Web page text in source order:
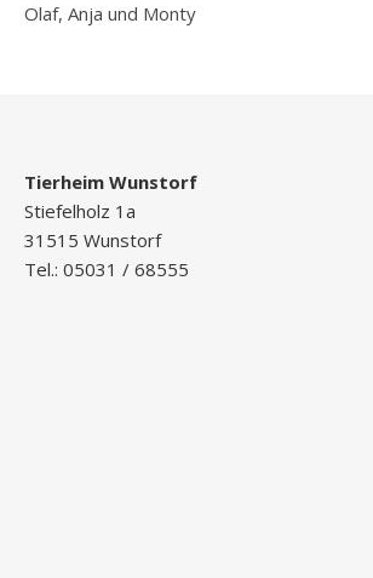
Olaf, Anja und Monty
Tierheim Wunstorf
Stiefelholz 1a
31515 Wunstorf
Tel.: 05031 / 68555